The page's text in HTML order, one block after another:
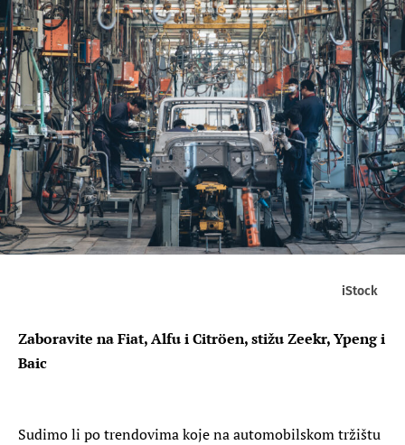
iStock
Zaboravite na Fiat, Alfu i Citröen, stižu Zeekr, Ypeng i
Baic
Sudimo li po trendovima koje na automobilskom tržištu